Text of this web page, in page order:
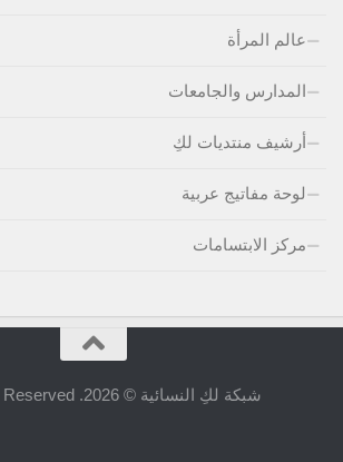
عالم المرأة
المدارس والجامعات
أرشيف منتديات لكِ
لوحة مفاتيج عربية
مركز الابتسامات
شبكة لكِ النسائية © 2026. All Rights Reserved.